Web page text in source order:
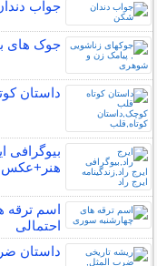
جواب
جوک های
داستان
بیوگرافی
هنر+عکس
اسم
احتمالی
داستان